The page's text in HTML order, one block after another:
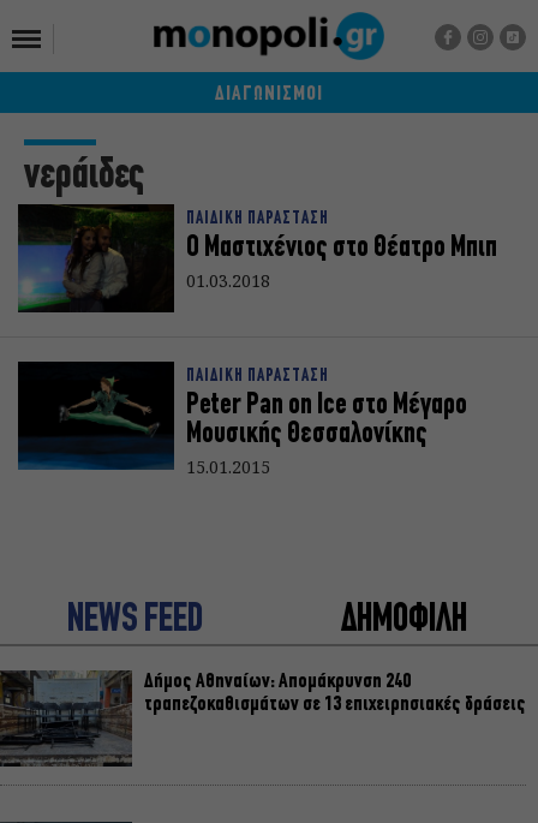
ΔΙΑΓΩΝΙΣΜΟΙ
νεράιδες
ΠΑΙΔΙΚΗ ΠΑΡΑΣΤΑΣΗ
Ο Μαστιχένιος στο Θέατρο Μπιπ
01.03.2018
ΠΑΙΔΙΚΗ ΠΑΡΑΣΤΑΣΗ
Peter Pan on Ice στο Μέγαρο
Μουσικής Θεσσαλονίκης
15.01.2015
NEWS FEED ΔΗΜΟΦΙΛΗ
Δήμος Αθηναίων: Απομάκρυνση 240
τραπεζοκαθισμάτων σε 13 επιχειρησιακές δράσεις